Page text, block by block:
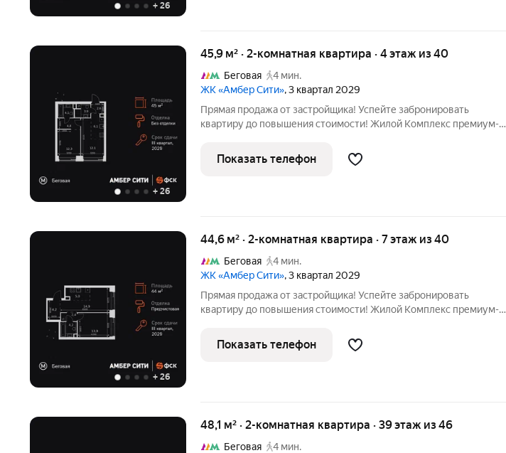
+ 26
+ 26
45,9 м² · 2-комнатная квартира · 4 этаж из 40
Беговая
4 мин.
ЖК «Амбер Сити», 3 квартал 2029
Прямая продажа от застройщика! Успейте забронировать
квартиру до повышения стоимости! Жилой Комплекс премиум-
кв.м. на 4-м этаже 40 этажного здания. Без отделки. - Мастер-зона
с санузлом и
Показать телефон
+ 26
44,6 м² · 2-комнатная квартира · 7 этаж из 40
Беговая
4 мин.
ЖК «Амбер Сити», 3 квартал 2029
Прямая продажа от застройщика! Успейте забронировать
квартиру до повышения стоимости! Жилой Комплекс премиум-
кв.м. на 7-м этаже 40 этажного здания. Предчистовая отделка. -
Мастер-зона с
Показать телефон
48,1 м² · 2-комнатная квартира · 39 этаж из 46
Беговая
4 мин.